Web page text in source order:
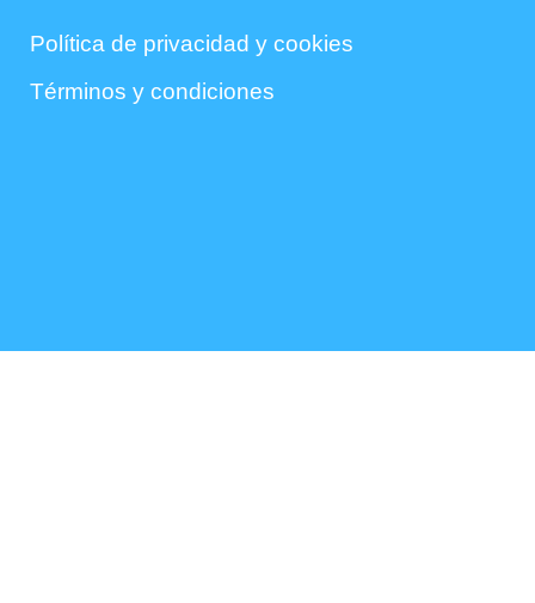
Política de privacidad y cookies
Términos y condiciones